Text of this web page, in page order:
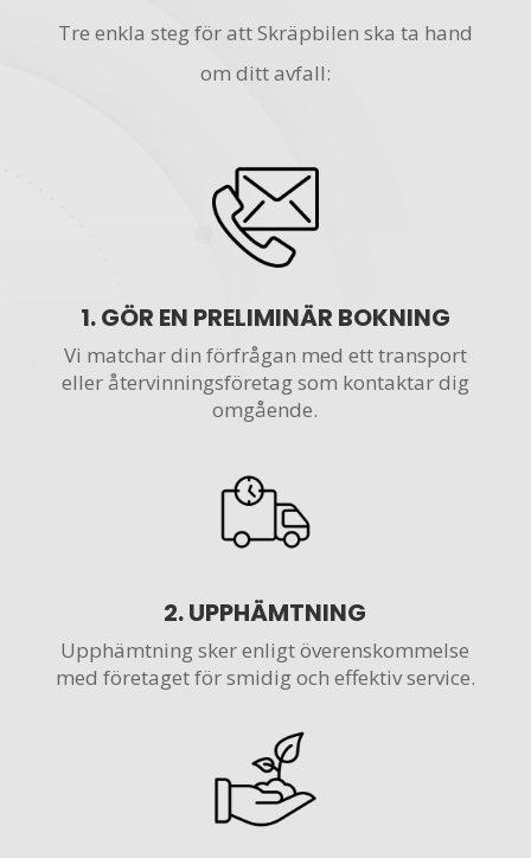
Tre enkla steg för att Skräpbilen ska ta hand
om ditt avfall:
1.GÖR EN PRELIMINÄR BOKNING
Vi matchar din förfrågan med ett transport
eller återvinningsföretag som kontaktar dig
omgående.
2. UPPHÄMTNING
Upphämtning sker enligt överenskommelse
med företaget för smidig och effektiv service.